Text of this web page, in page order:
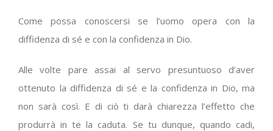
Come possa conoscersi se l’uomo opera con la
diffidenza di sé e con la confidenza in Dio.
Alle volte pare assai al servo presuntuoso d’aver
ottenuto la diffidenza di sé e la confidenza in Dio, ma
non sarà così. E di ciò ti darà chiarezza l’effetto che
produrrà in te la caduta. Se tu dunque, quando cadi,